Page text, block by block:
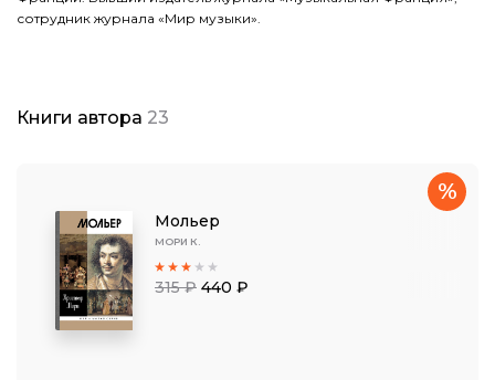
сотрудник журнала «Мир музыки».
Книги автора 23
Мольер
МОРИ К.
315 ₽ 440 ₽
%